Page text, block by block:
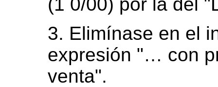
3. Elimínase en el
expresión "… con
venta".